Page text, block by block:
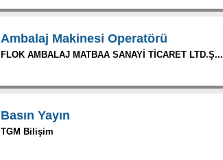
Ambalaj Makinesi Operatörü
FLOK AMBALAJ MATBAA SANAYİ TİCARET LTD.Ş...
Basın Yayın
TGM Bilişim